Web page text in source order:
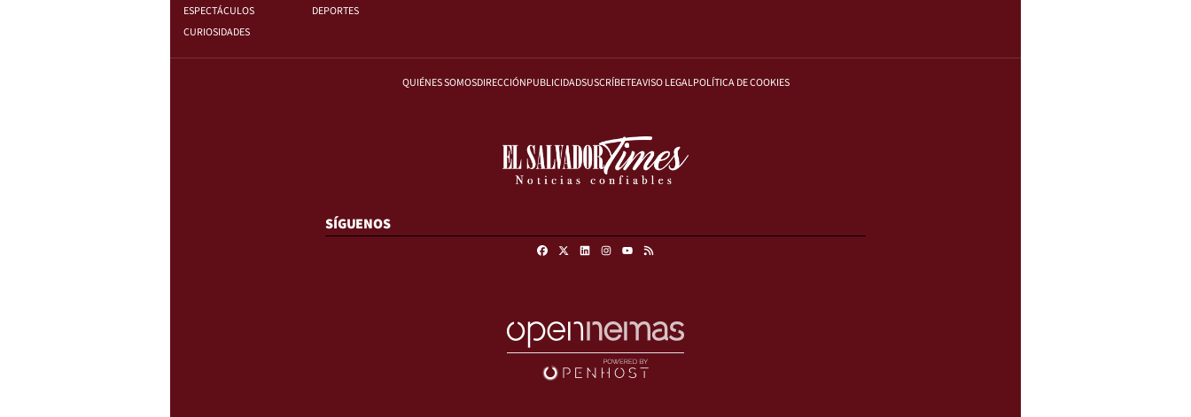
ESPECTÁCULOS
DEPORTES
CURIOSIDADES
QUIÉNES SOMOSDIRECCIÓNPUBLICIDADSUSCRÍBETEAVISO LEGALPOLÍTICA DE COOKIES
SÍGUENOS
FacebookLinkedinInstagram